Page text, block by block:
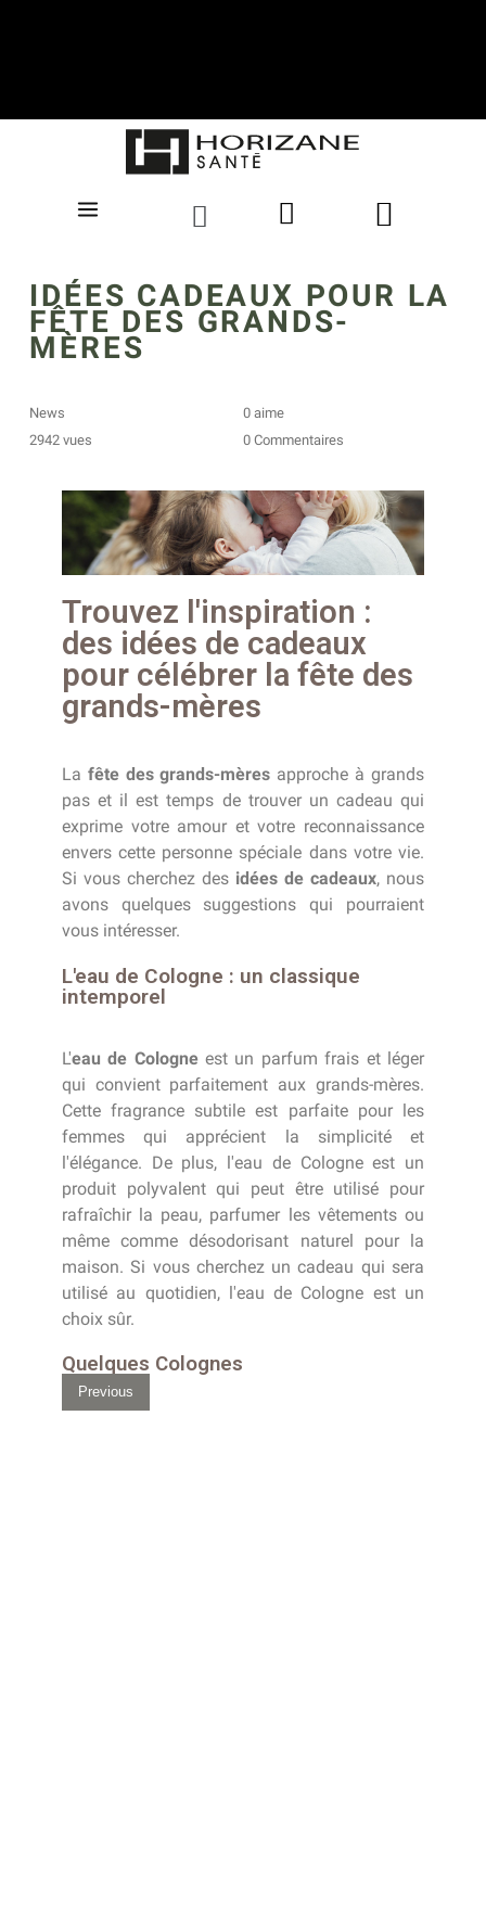
IDÉES CADEAUX POUR LA
FÊTE DES GRANDS-
MÈRES
News 0 aime
2942 vues
0 Commentaires
Trouvez l'inspiration :
des idées de cadeaux
pour célébrer la fête des
grands-mères
La fête des grands-mères approche à grands
pas et il est temps de trouver un cadeau qui
exprime votre amour et votre reconnaissance
envers cette personne spéciale dans votre vie.
Si vous cherchez des idées de cadeaux, nous
avons quelques suggestions qui pourraient
vous intéresser.
L'eau de Cologne : un classique
intemporel
L'eau de Cologneest un parfum frais et léger
qui convient parfaitement aux grands-mères.
Cette fragrance subtile est parfaite pour les
femmes qui apprécient la simplicité et
l'élégance. De plus, l'eau de Cologne est un
produit polyvalent qui peut être utilisé pour
rafraîchir la peau, parfumer les vêtements ou
même comme désodorisant naturel pour la
maison. Si vous cherchez un cadeau qui sera
utilisé au quotidien, l'eau de Cologne est un
choix sûr.
Quelques Colognes
Previous